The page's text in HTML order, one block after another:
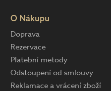
O Nákupu
Doprava
Rezervace
Platební metody
Odstoupení od smlouvy
Reklamace a vrácení zboží